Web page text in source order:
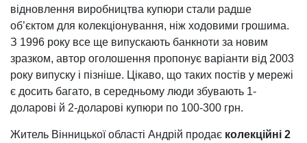
відновлення виробництва купюри стали радше
об’єктом для колекціонування, ніж ходовими грошима.
З 1996 року все ще випускають банкноти за новим
зразком, автор оголошення пропонує варіанти від 2003
року випуску і пізніше. Цікаво, що таких постів у мережі
є досить багато, в середньому люди збувають 1-
доларові й 2-доларові купюри по 100-300 грн.
Житель Вінницької області Андрій продає колекційні 2